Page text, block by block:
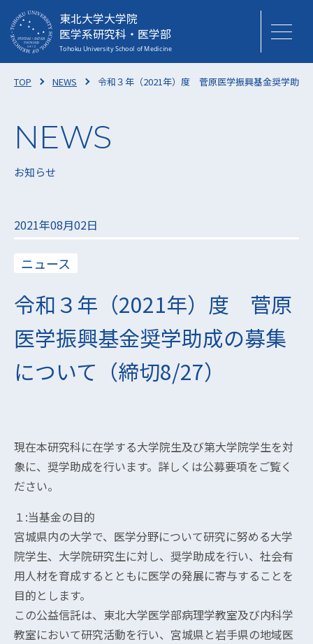
東北大学大学院
医学系研究科・医学部
TOP NEWS 令和３年（2021年）度 菅原医学振興基金奨学助成
お知らせ
2021年08月02日
ニュース
令和３年（2021年）度 菅原
医学振興基金奨学助成の募集
について（締切8/27）
現在本研究科に在学する大学院生及び第大学院学生を対
象に、奨学助成を行います。詳しくは公募要項をご覧く
ださい。
１:当基金の目的
宮城県内の大学で、医学分野について研究に努める大学
院学生、大学院研究生に対し、奨学助成を行い、社会有
用人材を育成するとともに医学の発展に寄与することを
目的とします。
この公益信託は、東北大学医学部病理学教室及び内科学
教室において研究活動を行い、宮城県と岩手県の地域医